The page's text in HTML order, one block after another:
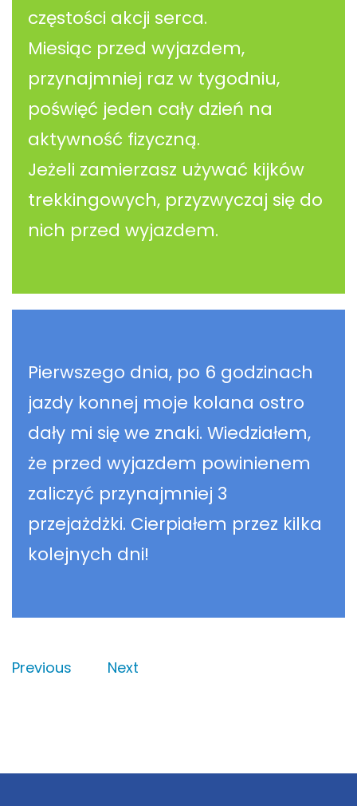
częstości akcji serca.
Miesiąc przed wyjazdem,
przynajmniej raz w tygodniu,
poświęć jeden cały dzień na
aktywność fizyczną.
Jeżeli zamierzasz używać kijków
trekkingowych, przyzwyczaj się do
nich przed wyjazdem.
Pierwszego dnia, po 6 godzinach
jazdy konnej moje kolana ostro
dały mi się we znaki. Wiedziałem,
że przed wyjazdem powinienem
zaliczyć przynajmniej 3
przejażdżki. Cierpiałem przez kilka
kolejnych dni!
Previous Next